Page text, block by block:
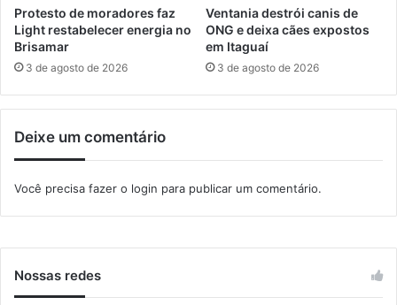
s
i
o
n
n
o
a
i
I
Protesto de moradores faz
Light restabelecer energia no
Brisamar
3 de agosto de 2026
Ventania destrói canis de
ONG e deixa cães expostos
em Itaguaí
3 de agosto de 2026
Deixe um comentário
Você precisa fazer o login para publicar um comentário.
Nossas redes